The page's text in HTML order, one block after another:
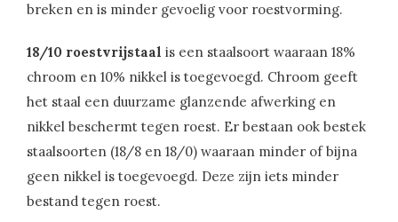
breken en is minder gevoelig voor roestvorming.
18/10 roestvrijstaal is een staalsoort waaraan 18%
chroom en 10% nikkel is toegevoegd. Chroom geeft
het staal een duurzame glanzende afwerking en
nikkel beschermt tegen roest. Er bestaan ook bestek
staalsoorten (18/8 en 18/0) waaraan minder of bijna
geen nikkel is toegevoegd. Deze zijn iets minder
bestand tegen roest.